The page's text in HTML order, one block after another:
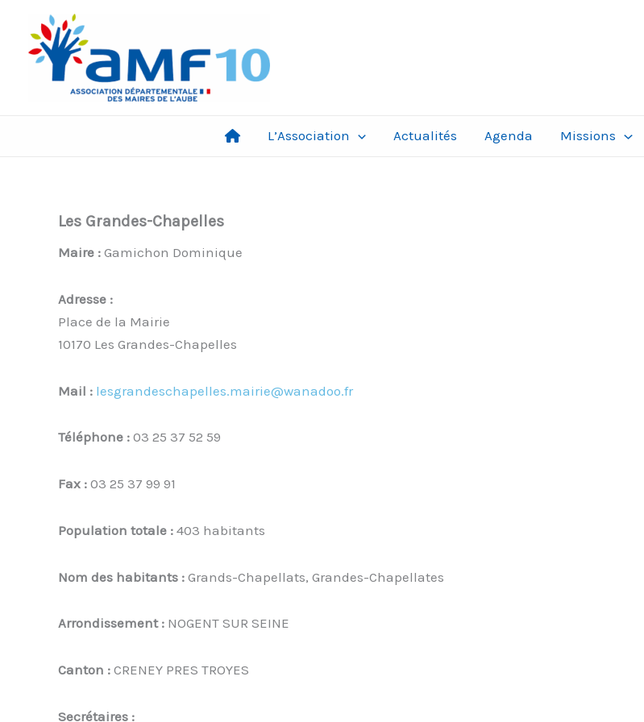
contenu
L’Association Actualités Agenda Missions
Les Grandes-Chapelles
Maire : Gamichon Dominique
Adresse :
Place de la Mairie
10170 Les Grandes-Chapelles
Mail : lesgrandeschapelles.mairie@wanadoo.fr
Téléphone : 03 25 37 52 59
Fax : 03 25 37 99 91
Population totale : 403 habitants
Nom des habitants : Grands-Chapellats, Grandes-Chapellates
Arrondissement : NOGENT SUR SEINE
Canton : CRENEY PRES TROYES
Secrétaires :